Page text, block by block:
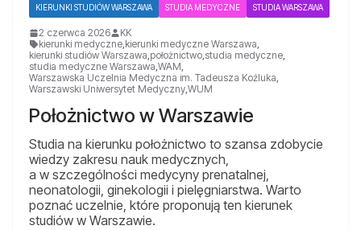
KIERUNKI STUDIÓW WARSZAWA STUDIA MEDYCZNE STUDIA WARSZAWA
2 czerwca 2026
KK
kierunki medyczne,kierunki medyczne Warszawa,
kierunki studiów Warszawa,położnictwo,studia medyczne,
studia medyczne Warszawa,WAM,
Warszawska Uczelnia Medyczna im. Tadeusza Koźluka,
Warszawski Uniwersytet Medyczny,WUM
Położnictwo w Warszawie
Studia na kierunku położnictwo to szansa zdobycie
wiedzy zakresu nauk medycznych,
a w szczególności medycyny prenatalnej,
neonatologii, ginekologii i pielęgniarstwa. Warto
poznać uczelnie, które proponują ten kierunek
studiów w Warszawie.